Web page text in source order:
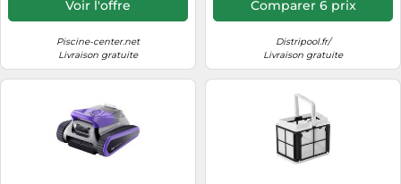
Voir l'offre
Piscine-center.net
Livraison gratuite
Comparer 6 prix
Distripool.fr/
Livraison gratuite